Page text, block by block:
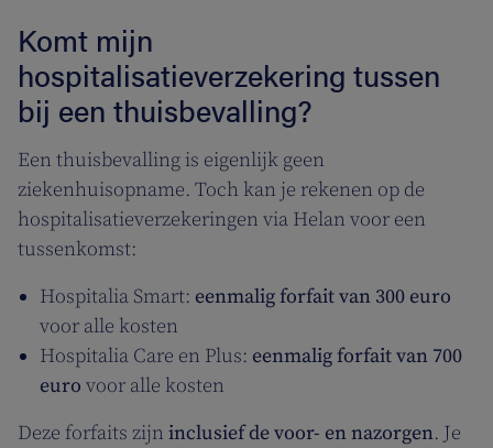
Komt mijn
hospitalisatieverzekering tussen
bij een thuisbevalling?
Een thuisbevalling is eigenlijk geen
ziekenhuisopname. Toch kan je rekenen op de
hospitalisatieverzekeringen via Helan voor een
tussenkomst:
Hospitalia Smart: eenmalig forfait van 300 euro
voor alle kosten
Hospitalia Care en Plus: eenmalig forfait van 700
euro voor alle kosten
Deze forfaits zijn inclusief de voor- en nazorgen. Je